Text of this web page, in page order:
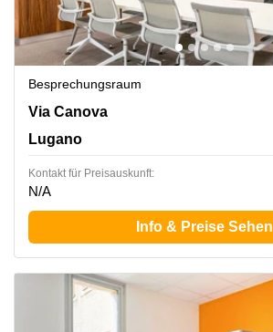
Besprechungsraum
Via Canova 15, Lugano
Via Canova
Lugano
Kontakt für Preisauskunft:
N/A
Info & Preise Sehen